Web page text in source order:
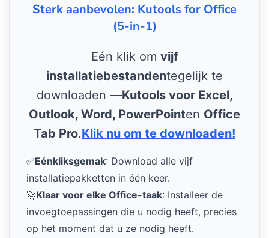
Sterk aanbevolen: Kutools for Office
(5-in-1)
Eén klik om vijf
installatiebestandentegelijk te
downloaden —Kutools voor Excel,
Outlook, Word, PowerPointen Office
Tab Pro.Klik nu om te downloaden!
✅Eénkliksgemak: Download alle vijf
installatiepakketten in één keer.
🚀Klaar voor elke Office-taak: Installeer de
invoegtoepassingen die u nodig heeft, precies
op het moment dat u ze nodig heeft.